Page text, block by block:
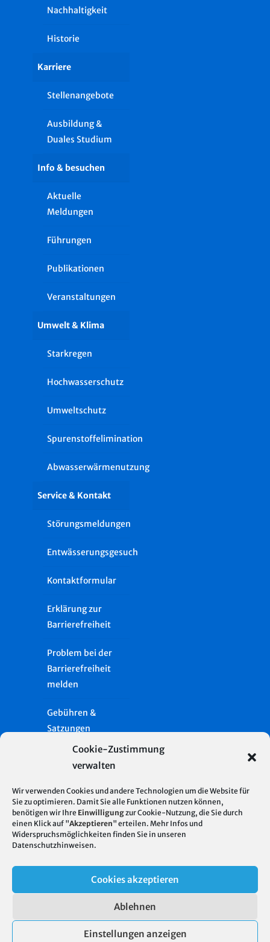
Cookie-Zustimmung
verwalten
Wir verwenden Cookies und andere Technologien um die Website für
Sie zu optimieren. Damit Sie alle Funktionen nutzen können,
benötigen wir Ihre Einwilligungzur Cookie-Nutzung, die Sie durch
einen Klick auf "Akzeptieren" erteilen. Mehr Infos und
Widerspruchsmöglichkeiten finden Sie in unseren
Datenschutzhinweisen.
Cookies akzeptieren
Ablehnen
Einstellungen anzeigen
Nachhaltigkeit
Historie
Karriere
Stellenangebote
Ausbildung &
Duales Studium
Info & besuchen
Aktuelle
Meldungen
Führungen
Publikationen
Veranstaltungen
Umwelt & Klima
Starkregen
Hochwasserschutz
Umweltschutz
Spurenstoffelimination
Abwasserwärmenutzung
Service & Kontakt
Störungsmeldungen
Entwässerungsgesuch
Kontaktformular
Erklärung zur
Barrierefreiheit
Problem bei der
Barrierefreiheit
melden
Gebühren &
Satzungen
Presse
Glossar
Impressum
© 2026
Stadtentwässerung
Server Standort
Deutschland
regenerativer
Energie